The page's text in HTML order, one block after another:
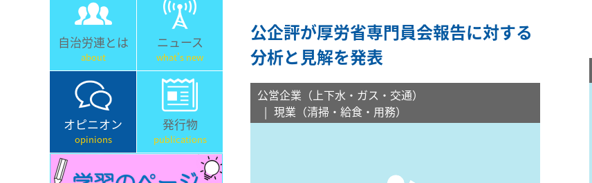
自治労連とは
about
ニュース
what's new
オピニオン
opinions
発行物
publications
公企評が厚労省専門員会報告に対する
分析と見解を発表
公営企業（上下水・ガス・交通）
現業（清掃・給食・用務）